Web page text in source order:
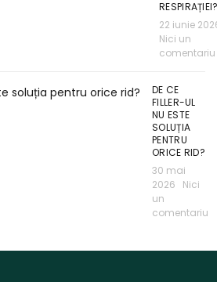
22 iunie
Nici un
comentariu
DE CE
FILLER-UL
NU ESTE
SOLUȚIA
PENTRU
ORICE RID?
30 mai
2026
Nici
un
comentariu